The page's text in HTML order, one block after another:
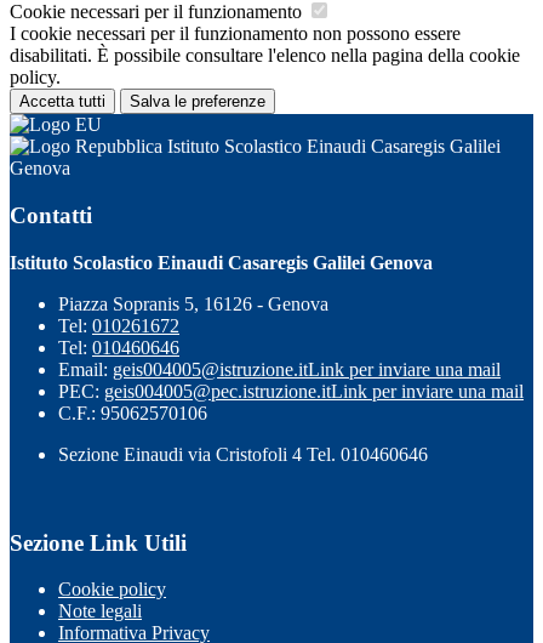
Cookie necessari per il funzionamento
I cookie necessari per il funzionamento non possono essere
disabilitati. È possibile consultare l'elenco nella pagina della cookie
policy.
Accetta tutti Salva le preferenze
Istituto Scolastico Einaudi Casaregis Galilei
Genova
Contatti
Istituto Scolastico Einaudi Casaregis Galilei Genova
Piazza Sopranis 5, 16126 - Genova
Tel: 010261672
Tel: 010460646
Email: geis004005@istruzione.itLink per inviare una mail
PEC: geis004005@pec.istruzione.itLink per inviare una mail
C.F.: 95062570106
Sezione Einaudi via Cristofoli 4 Tel. 010460646
Sezione Link Utili
Cookie policy
Note legali
Informativa Privacy